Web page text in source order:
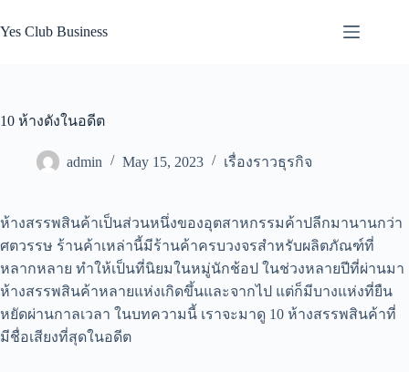
to
content
Yes Club Business
10 ห้างดังในอดีต
admin May 15, 2023 เรื่องราวธุรกิจ
ห้างสรรพสินค้าเป็นส่วนหนึ่งของอุตสาหกรรมค้าปลีกมานานกว่า
ศตวรรษ ร้านค้าเหล่านี้มีร้านค้าครบวงจรสำหรับผลิตภัณฑ์ที่
หลากหลาย ทำให้เป็นที่นิยมในหมู่นักช้อป ในช่วงหลายปีที่ผ่านมา
ห้างสรรพสินค้าหลายแห่งเกิดขึ้นและจากไป แต่ก็มีบางแห่งที่ยืน
หยัดผ่านกาลเวลา ในบทความนี้ เราจะมาดู 10 ห้างสรรพสินค้าที่
มีชื่อเสียงที่สุดในอดีต